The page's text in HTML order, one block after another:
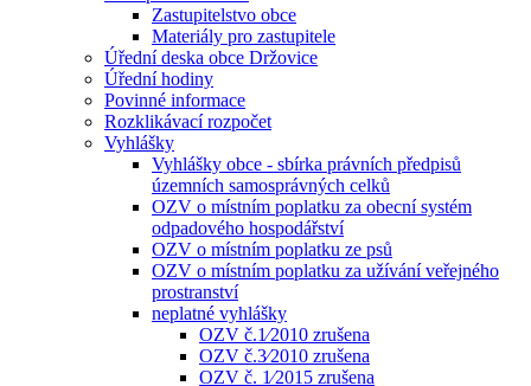
Zastupitelstvo obce
Materiály pro zastupitele
Úřední deska obce Držovice
Úřední hodiny
Povinné informace
Rozklikávací rozpočet
Vyhlášky
Vyhlášky obce - sbírka právních předpisů
územních samosprávných celků
OZV o místním poplatku za obecní systém
odpadového hospodářství
OZV o místním poplatku ze psů
OZV o místním poplatku za užívání veřejného
prostranství
neplatné vyhlášky
OZV č.1⁄2010 zrušena
OZV č.3⁄2010 zrušena
OZV č. 1⁄2015 zrušena